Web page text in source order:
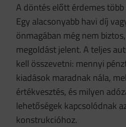
A döntés előtt érdemes
Egy alacsonyabb havi díj
önmagában még nem
megoldást jelent. A teljes
kell összevetni: mennyi
kiadások maradnak nála,
értékvesztés, és milyen
lehetőségek kapcsolódnak
konstrukcióhoz.